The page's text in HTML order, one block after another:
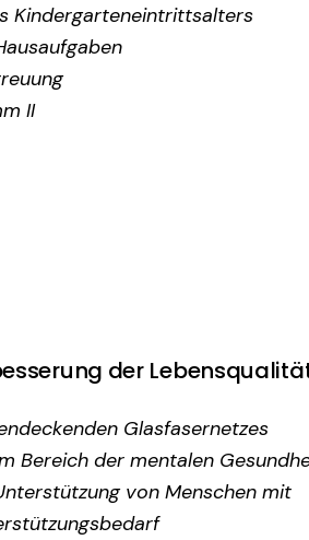
Kindergarteneintrittsalters
II
der
Glasfasernetzes
Bereich der mentalen
von Menschen mit